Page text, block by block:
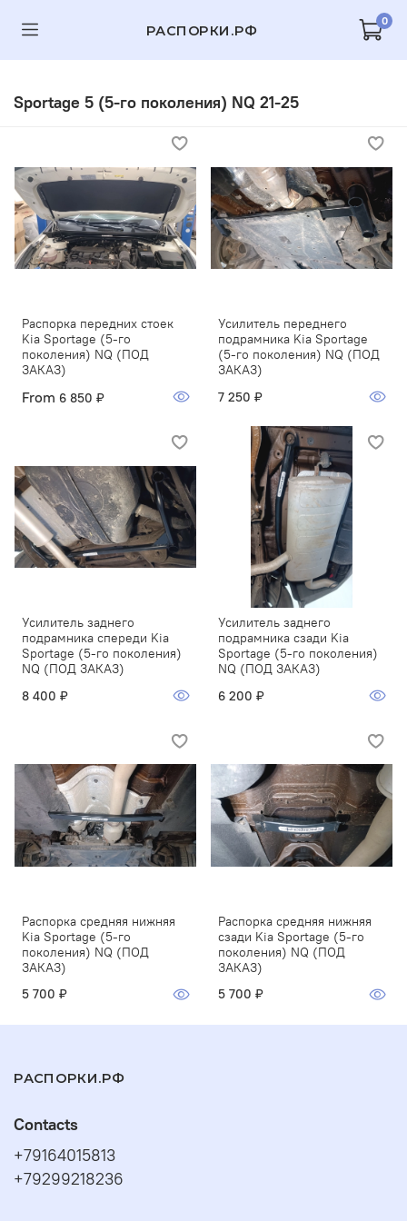
РАСПОРКИ.РФ
0
Sportage 5 (5-го поколения) NQ 21-25
Распорка передних стоек
Kia Sportage (5-го
поколения) NQ (ПОД
ЗАКАЗ)
From 6 850 ₽
Усилитель переднего
подрамника Kia Sportage
(5-го поколения) NQ (ПОД
ЗАКАЗ)
7 250 ₽
Усилитель заднего
подрамника спереди Kia
Sportage (5-го поколения)
NQ (ПОД ЗАКАЗ)
8 400 ₽
Усилитель заднего
подрамника сзади Kia
Sportage (5-го поколения)
NQ (ПОД ЗАКАЗ)
6 200 ₽
Распорка средняя нижняя
Kia Sportage (5-го
поколения) NQ (ПОД
ЗАКАЗ)
5 700 ₽
Распорка средняя нижняя
сзади Kia Sportage (5-го
поколения) NQ (ПОД
ЗАКАЗ)
5 700 ₽
РАСПОРКИ.РФ
Contacts
+79164015813
+79299218236